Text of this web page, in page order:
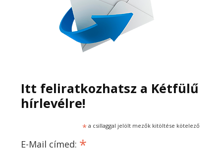
Itt feliratkozhatsz a Kétfülű
hírlevélre!
*a csillaggal jelölt mezők kitöltése kötelező
E-Mail címed: *